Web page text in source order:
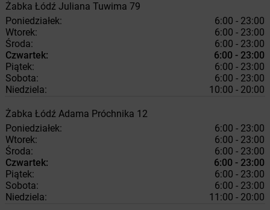
Żabka Łódź Juliana Tuwima 79
Poniedziałek:
6:00 - 23:00
Wtorek:
6:00 - 23:00
Środa:
6:00 - 23:00
Czwartek:
6:00 - 23:00
Piątek:
6:00 - 23:00
Sobota:
6:00 - 23:00
Niedziela:
10:00 - 20:00
Żabka Łódź Adama Próchnika 12
Poniedziałek:
6:00 - 23:00
Wtorek:
6:00 - 23:00
Środa:
6:00 - 23:00
Czwartek:
6:00 - 23:00
Piątek:
6:00 - 23:00
Sobota:
6:00 - 23:00
Niedziela:
11:00 - 20:00